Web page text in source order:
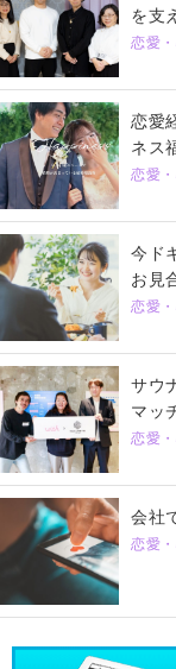
を支
恋愛
恋愛
ネス
恋愛
今ド
お見
恋愛
サウ
マッ
恋愛
会社
恋愛